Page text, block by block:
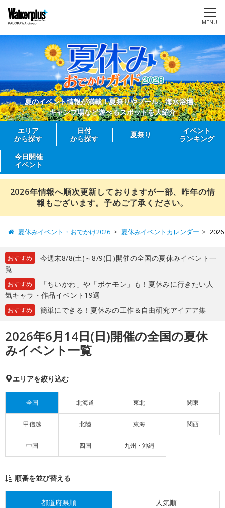
MENU
夏のイベント情報が満載！夏祭りやプール、海水浴場、
キャンプ場など遊べるスポットを大紹介
エリア
から探す
日付
から探す
夏祭り
イベント
ランキング
今日開催
イベント
2026年情報へ順次更新しておりますが一部、昨年の情
報もございます。予めご了承ください。
夏休みイベント・おでかけ2026 夏休みイベントカレンダー
おすすめ
今週末8/8(土)～8/9(日)開催の全国の夏休みイベント一
覧
おすすめ
「ちいかわ」や「ポケモン」も！夏休みに行きたい人
気キャラ・作品イベント19選
おすすめ 簡単にできる！夏休みの工作＆自由研究アイデア集
2026年6月14日(日)開催の全国の夏休
みイベント一覧
エリアを絞り込む
全国 北海道 東北 関東
甲信越 北陸 東海 関西
中国 四国 九州・沖縄
順番を並び替える
都道府県順 人気順